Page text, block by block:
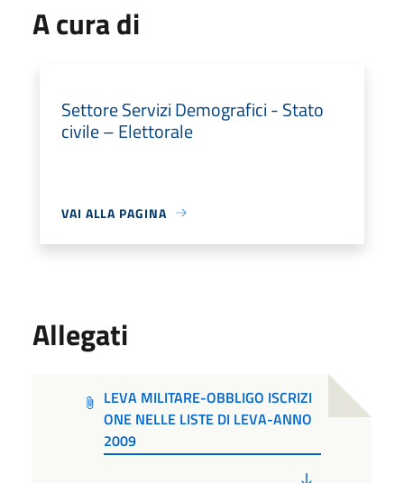
A cura di
Settore Servizi Demografici - Stato
civile – Elettorale
VAI ALLA PAGINA
Allegati
LEVA MILITARE-OBBLIGO ISCRIZI
ONE NELLE LISTE DI LEVA-ANNO
2009